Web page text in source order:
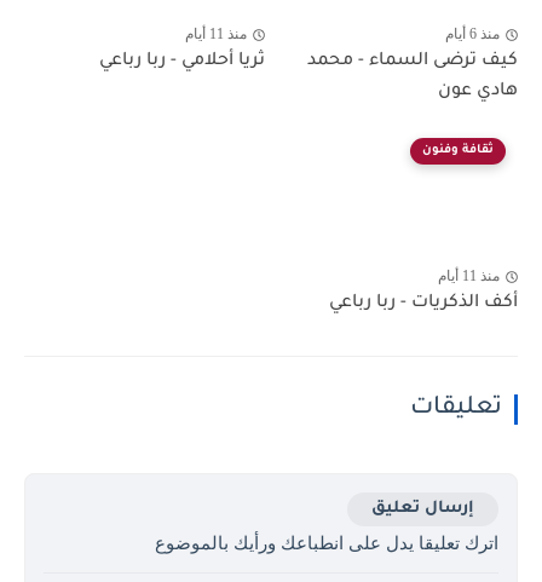
منذ 6 أيام
كيف ترضى السماء - محمد
هادي عون
منذ 11 أيام
ثريا أحلامي - ربا رباعي
ثقافة وفنون
منذ 11 أيام
أكف الذكريات - ربا رباعي
تعليقات
إرسال تعليق
اترك تعليقا يدل على انطباعك ورأيك بالموضوع